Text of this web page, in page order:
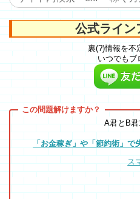
公式ライン
裏(?)情報を不
いつでもブ
A君とB
「お金稼ぎ」や「節約術」
ス